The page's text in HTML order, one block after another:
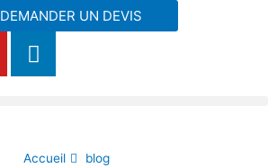
DEMANDER UN DEVIS
L
i
d
Accueil blog